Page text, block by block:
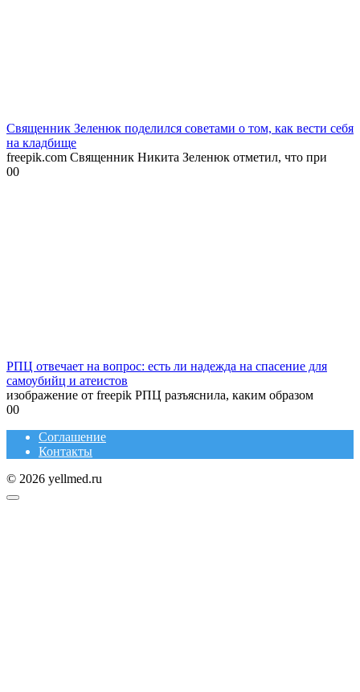
Священник Зеленюк поделился советами о том, как вести себя
на кладбище
freepik.com Священник Никита Зеленюк отметил, что при
00
РПЦ отвечает на вопрос: есть ли надежда на спасение для
самоубийц и атеистов
изображение от freepik РПЦ разъяснила, каким образом
00
Соглашение
Контакты
© 2026 yellmed.ru